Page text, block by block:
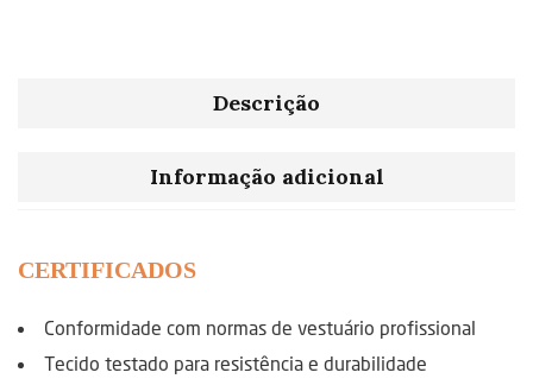
Descrição
Informação adicional
CERTIFICADOS
Conformidade com normas de vestuário profissional
Tecido testado para resistência e durabilidade